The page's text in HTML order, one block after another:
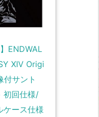
ENDWAL
XIV Origi
サント
初回仕様/
ケース仕様